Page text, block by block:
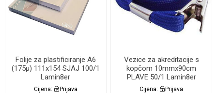
Folije za plastificiranje A6
(175µ) 111x154 SJAJ 100/1
Lamin8er
Cijena: Prijava
Vezice za akreditacije s
kopčom 10mmx90cm
PLAVE 50/1 Lamin8er
Cijena: Prijava